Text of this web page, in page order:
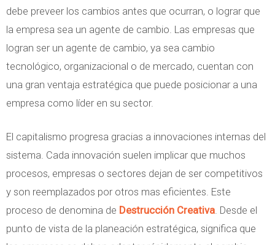
debe preveer los cambios antes que ocurran, o lograr que
la empresa sea un agente de cambio. Las empresas que
logran ser un agente de cambio, ya sea cambio
tecnológico, organizacional o de mercado, cuentan con
una gran ventaja estratégica que puede posicionar a una
empresa como líder en su sector.
El capitalismo progresa gracias a innovaciones internas del
sistema. Cada innovación suelen implicar que muchos
procesos, empresas o sectores dejan de ser competitivos
y son reemplazados por otros mas eficientes. Este
proceso de denomina de Destrucción Creativa. Desde el
punto de vista de la planeación estratégica, significa que